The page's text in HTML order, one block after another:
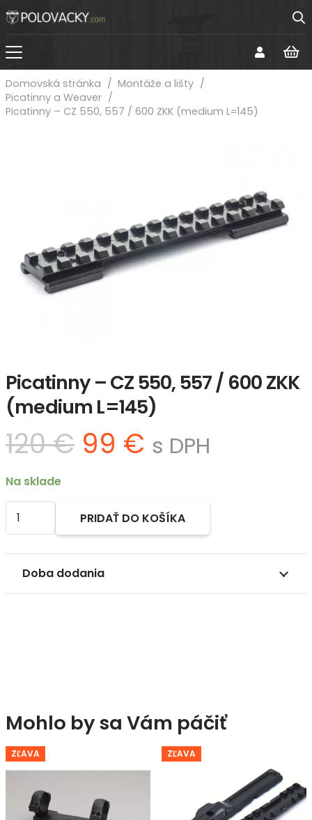
Domovská stránka / Montáže a lišty /
Picatinny a Weaver /
Picatinny – CZ 550, 557 / 600 ZKK (medium L=145)
Picatinny – CZ 550, 557 / 600 ZKK
(medium L=145)
120€ Pôvodná
cena
99 € Aktuálna
cena
s DPH
Na sklade
množstvo
Picatinny
CZ
550,
557
PRIDAŤ DO KOŠÍKA
Alternative:
Doba dodania
Mohlo by sa Vám páčiť
ZĽAVA ZĽAVA